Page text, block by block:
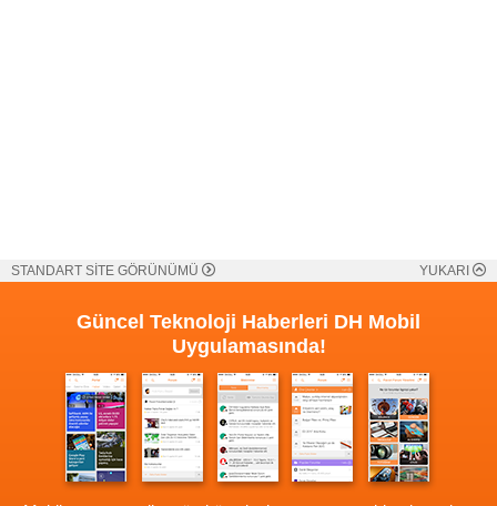
STANDART SİTE GÖRÜNÜMÜ YUKARI
Güncel Teknoloji Haberleri DH Mobil
Uygulamasında!